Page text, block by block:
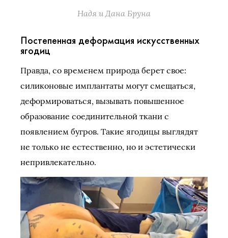
Надя и Дана Бруна
Постепенная деформация искусственных
ягодиц
Правда, со временем природа берет свое:
силиконовые имплантаты могут смещаться,
деформироваться, вызывать повышенное
образование соединительной ткани с
появлением бугров. Такие ягодицы выглядят
не только не естественно, но и эстетически
непривлекательно.